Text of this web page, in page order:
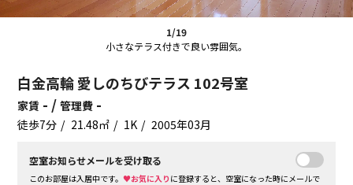
1/19
小さなテラス付きで良い雰囲気。
白金高輪 愛しのちびテラス 102号室
家賃 - /管理費 -
徒歩7分 21.48㎡ 1K 2005年03月
空室お知らせメールを受け取る
このお部屋は入居中です。♥お気に入り に登録すると、空室になった時にメールで